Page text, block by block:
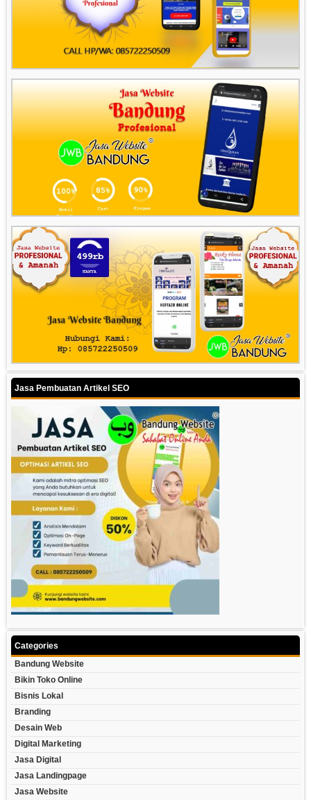
Jasa Pembuatan Artikel SEO
Categories
Bandung Website
Bikin Toko Online
Bisnis Lokal
Branding
Desain Web
Digital Marketing
Jasa Digital
Jasa Landingpage
Jasa Website